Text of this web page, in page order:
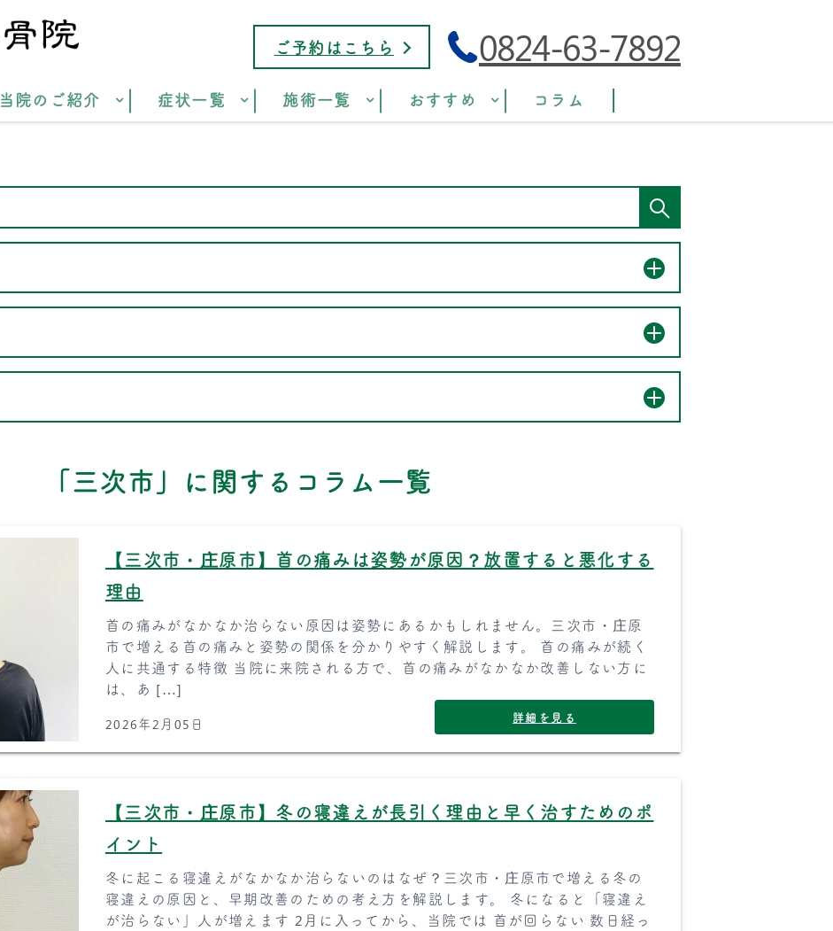
ご予約はこちら 0824-63-7892
当院のご紹介 症状一覧 施術一覧 おすすめ コラム
「三次市」に関するコラム一覧
【三次市・庄原市】首の痛みは姿勢が原因？放置すると悪化する
理由
首の痛みがなかなか治らない原因は姿勢にあるかもしれません。三次市・庄原
市で増える首の痛みと姿勢の関係を分かりやすく解説します。 首の痛みが続く
人に共通する特徴 当院に来院される方で、首の痛みがなかなか改善しない方に
は、あ […]
2026年2月05日 詳細を見る
【三次市・庄原市】冬の寝違えが長引く理由と早く治すためのポ
イント
冬に起こる寝違えがなかなか治らないのはなぜ？三次市・庄原市で増える冬の
寝違えの原因と、早期改善のための考え方を解説します。 冬になると「寝違え
が治らない」人が増えます 2月に入ってから、当院では 首が回らない 数日経っ